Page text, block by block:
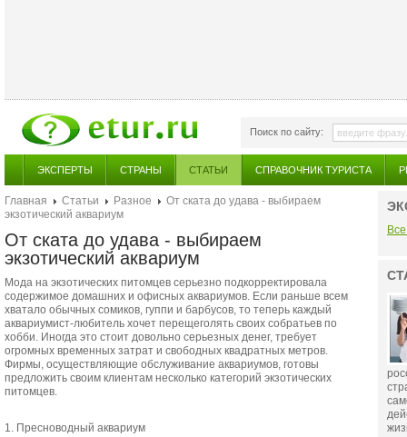
Поиск по сайту:
ЭКСПЕРТЫ СТРАНЫ СТАТЬИ СПРАВОЧНИК ТУРИСТА
Главная Статьи Разное
От ската до удава - выбираем
экзотический аквариум
От ската до удава - выбираем
экзотический аквариум
Мода на экзотических питомцев серьезно подкорректировала
содержимое домашних и офисных аквариумов. Если раньше всем
хватало обычных сомиков, гуппи и барбусов, то теперь каждый
аквариумист-любитель хочет перещеголять своих собратьев по
хобби. Иногда это стоит довольно серьезных денег, требует
огромных временных затрат и свободных квадратных метров.
Фирмы, осуществляющие обслуживание аквариумов, готовы
предложить своим клиентам несколько категорий экзотических
питомцев.
1. Пресноводный аквариум